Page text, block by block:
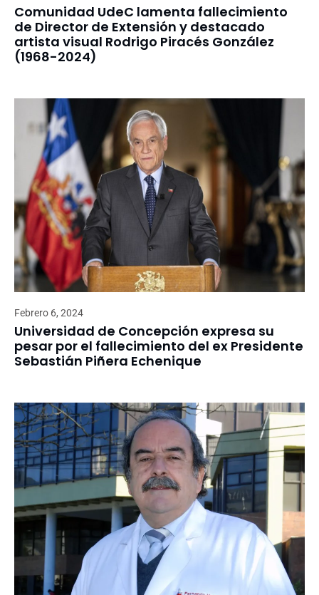
Comunidad UdeC lamenta fallecimiento
de Director de Extensión y destacado
artista visual Rodrigo Piracés González
(1968-2024)
Febrero 6, 2024
Universidad de Concepción expresa su
pesar por el fallecimiento del ex Presidente
Sebastián Piñera Echenique